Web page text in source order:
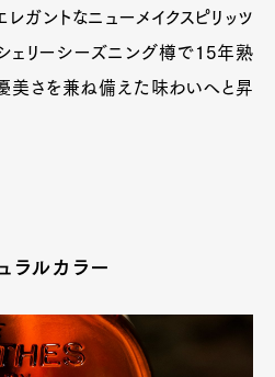
Pen tw
ガントなニューメイクスピリッツ
ェリーシーズニング樽で15年熟
美さを兼ね備えた味わいへと昇
ルカラー